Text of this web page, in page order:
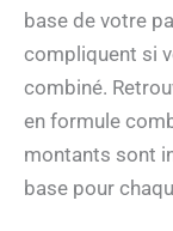
base de votre
compliquent si
combiné.
en formule
montants sont
base pour